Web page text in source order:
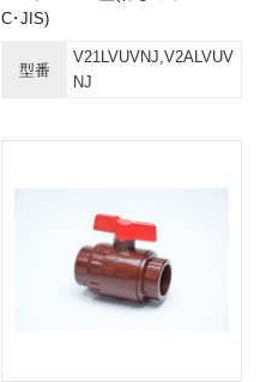
C･JIS)
型番
V21LVUVNJ,V2ALVUV
NJ